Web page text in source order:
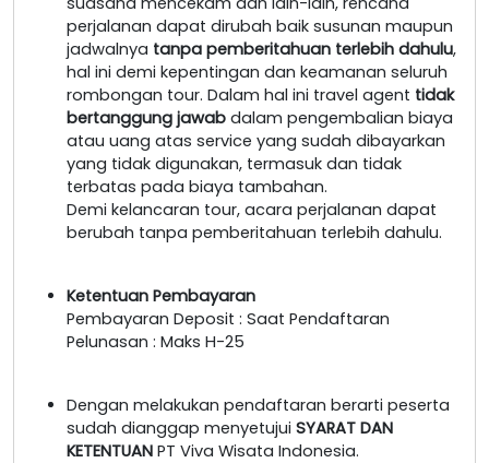
perjalanan dapat dirubah baik susunan maupun
jadwalnya tanpa pemberitahuan terlebih dahulu,
hal ini demi kepentingan dan keamanan seluruh
rombongan tour. Dalam hal ini travel agent tidak
bertanggung jawab dalam pengembalian biaya
atau uang atas service yang sudah dibayarkan
yang tidak digunakan, termasuk dan tidak
terbatas pada biaya tambahan.
Demi kelancaran tour, acara perjalanan dapat
berubah tanpa pemberitahuan terlebih dahulu.
Ketentuan Pembayaran
Pembayaran Deposit : Saat Pendaftaran
Pelunasan : Maks H-25
Dengan melakukan pendaftaran berarti peserta
sudah dianggap menyetujui SYARAT DAN
KETENTUAN PT Viva Wisata Indonesia.